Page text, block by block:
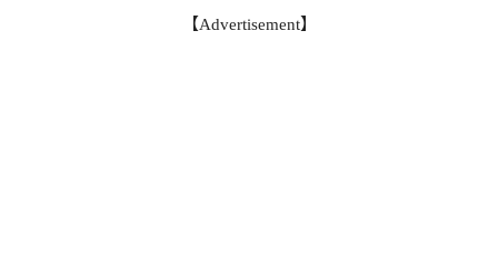
【Advertisement】